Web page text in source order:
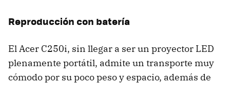
Reproducción con batería
El Acer C250i, sin llegar a ser un proyector LED
plenamente portátil, admite un transporte muy
cómodo por su poco peso y espacio, además de